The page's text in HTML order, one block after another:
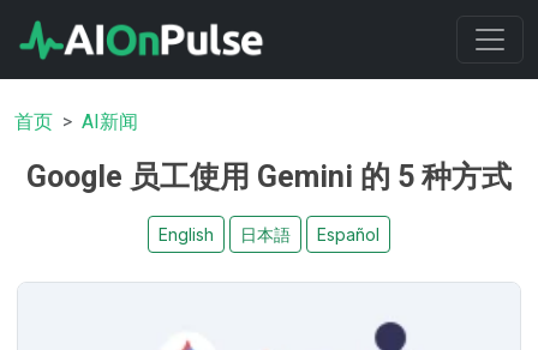
首页 AI新闻
Google 员工使用 Gemini 的 5 种方式
English 日本語 Español